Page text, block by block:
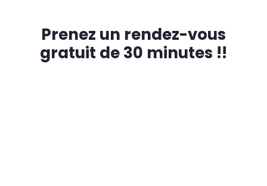
Prenez un rendez-vous
gratuit de 30 minutes !!